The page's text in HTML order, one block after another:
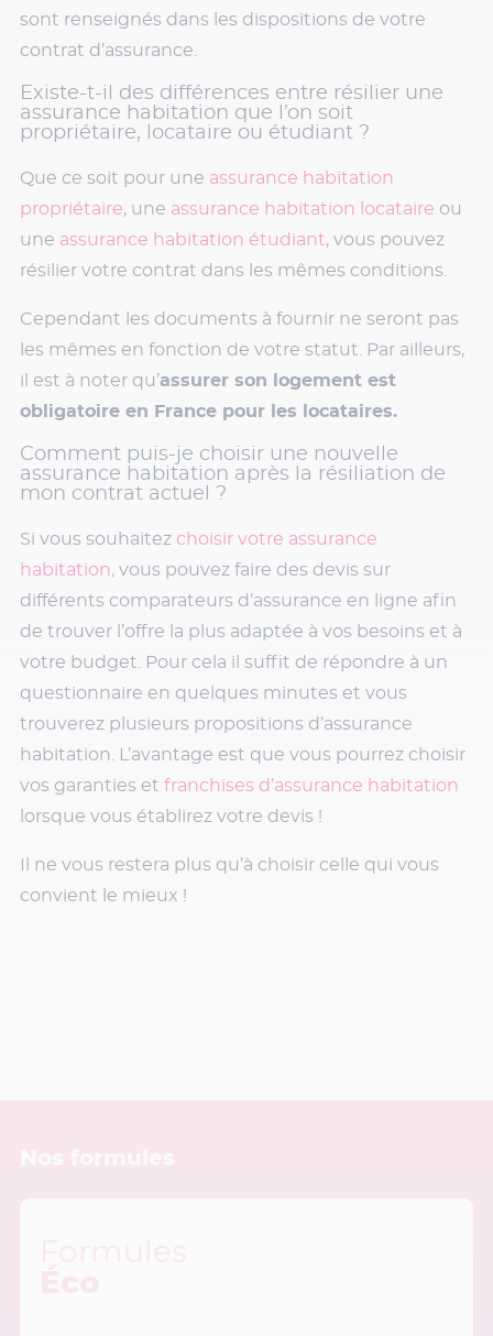
sont renseignés dans les dispositions de votre
contrat d’assurance.
Existe-t-il des différences entre résilier une
assurance habitation que l’on soit
propriétaire, locataire ou étudiant ?
Que ce soit pour une assurance habitation
propriétaire, une assurance habitation locataire ou
une assurance habitation étudiant, vous pouvez
résilier votre contrat dans les mêmes conditions.
Cependant les documents à fournir ne seront pas
les mêmes en fonction de votre statut. Par ailleurs,
il est à noter qu’assurer son logement est
obligatoire en France pour les locataires.
Comment puis-je choisir une nouvelle
assurance habitation après la résiliation de
mon contrat actuel ?
Si vous souhaitez choisir votre assurance
habitation, vous pouvez faire des devis sur
différents comparateurs d’assurance en ligne afin
de trouver l’offre la plus adaptée à vos besoins et à
votre budget. Pour cela il suffit de répondre à un
questionnaire en quelques minutes et vous
trouverez plusieurs propositions d’assurance
habitation. L’avantage est que vous pourrez choisir
vos garanties et franchises d’assurance habitation
lorsque vous établirez votre devis !
Il ne vous restera plus qu’à choisir celle qui vous
convient le mieux !